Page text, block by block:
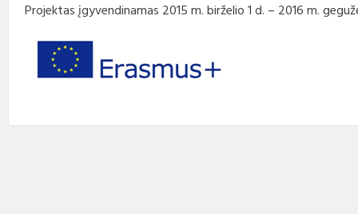
Tarnybiniai automobiliai
Projektas įgyvendinamas 2015 m. birželio 1 d. – 2016 m.